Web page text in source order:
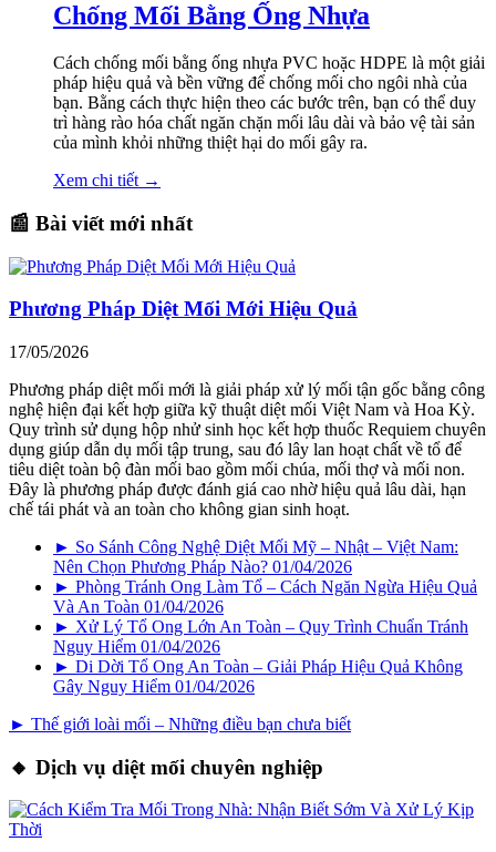
Chống Mối Bằng Ống Nhựa
Cách chống mối bằng ống nhựa PVC hoặc HDPE là một giải
pháp hiệu quả và bền vững để chống mối cho ngôi nhà của
bạn. Bằng cách thực hiện theo các bước trên, bạn có thể duy
trì hàng rào hóa chất ngăn chặn mối lâu dài và bảo vệ tài sản
của mình khỏi những thiệt hại do mối gây ra.
Xem chi tiết →
📰 Bài viết mới nhất
Phương Pháp Diệt Mối Mới Hiệu Quả
17/05/2026
Phương pháp diệt mối mới là giải pháp xử lý mối tận gốc bằng công
nghệ hiện đại kết hợp giữa kỹ thuật diệt mối Việt Nam và Hoa Kỳ.
Quy trình sử dụng hộp nhử sinh học kết hợp thuốc Requiem chuyên
dụng giúp dẫn dụ mối tập trung, sau đó lây lan hoạt chất về tổ để
tiêu diệt toàn bộ đàn mối bao gồm mối chúa, mối thợ và mối non.
Đây là phương pháp được đánh giá cao nhờ hiệu quả lâu dài, hạn
chế tái phát và an toàn cho không gian sinh hoạt.
► So Sánh Công Nghệ Diệt Mối Mỹ – Nhật – Việt Nam:
Nên Chọn Phương Pháp Nào? 01/04/2026
► Phòng Tránh Ong Làm Tổ – Cách Ngăn Ngừa Hiệu Quả
Và An Toàn 01/04/2026
► Xử Lý Tổ Ong Lớn An Toàn – Quy Trình Chuẩn Tránh
Nguy Hiểm 01/04/2026
► Di Dời Tổ Ong An Toàn – Giải Pháp Hiệu Quả Không
Gây Nguy Hiểm 01/04/2026
► Thế giới loài mối – Những điều bạn chưa biết
🔸 Dịch vụ diệt mối chuyên nghiệp